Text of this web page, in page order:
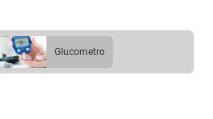
glucometro